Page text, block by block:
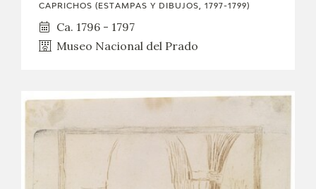
CAPRICHOS (ESTAMPAS Y DIBUJOS, 1797-1799)
Ca. 1796 - 1797
Museo Nacional del Prado